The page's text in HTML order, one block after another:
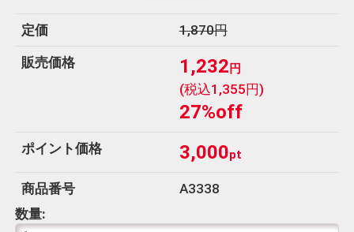
ホ
電
0120-
452-
038
定価 1,870円
販売価格 1,232 円
(税込1,355円)
27%off
ポイント価格 3,000pt
商品番号
A3338
数量: